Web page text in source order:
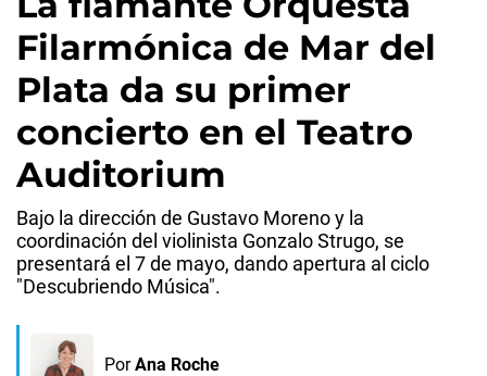
Filarmónica de Mar del
Plata da su primer
concierto en el Teatro
Auditorium
Bajo la dirección de Gustavo Moreno y la
coordinación del violinista Gonzalo Strugo, se
presentará el 7 de mayo, dando apertura al ciclo
"Descubriendo Música".
Por Ana Roche